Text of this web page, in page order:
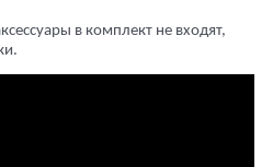
в комплект не входят,